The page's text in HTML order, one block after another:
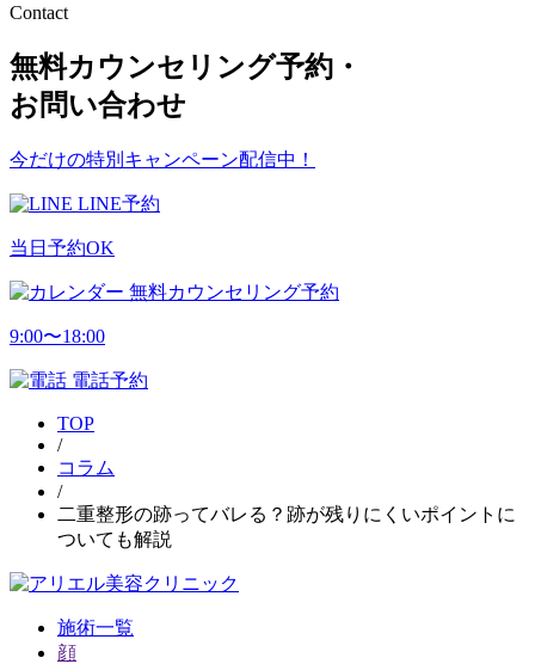
Contact
無料カウンセリング予約・
お問い合わせ
今だけの特別キャンペーン配信中！
LINE予約
当日予約OK
無料カウンセリング予約
9:00〜18:00
電話予約
TOP
/
コラム
/
二重整形の跡ってバレる？跡が残りにくいポイントに
ついても解説
施術一覧
顔